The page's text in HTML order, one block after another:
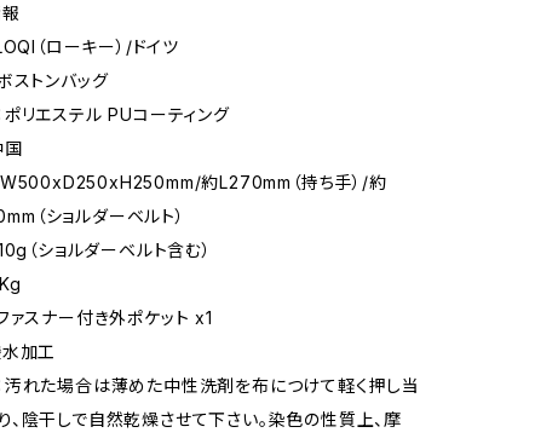
（ローキー）/ドイツ
ストンバッグ
ポリエステル PUコーティング
国
W500xD250xH250mm/約L270mm（持ち手）/約
（ショルダーベルト）
（ショルダーベルト含む）
ファスナー付き外ポケット x1
水加工
汚れた場合は薄めた中性洗剤を布につけて軽く押し当
、陰干しで自然乾燥させて下さい。染色の性質上、摩